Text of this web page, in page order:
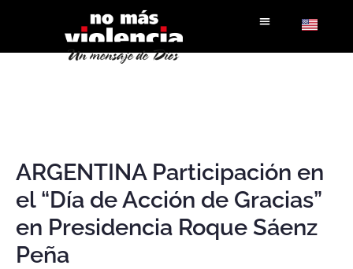
contenido
ARGENTINA Participación en
el “Día de Acción de Gracias”
en Presidencia Roque Sáenz
Peña